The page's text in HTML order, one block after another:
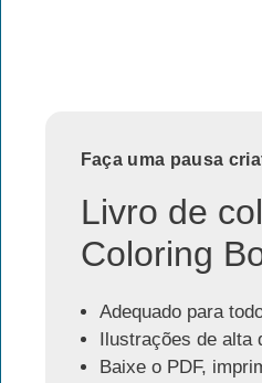
Faça uma pausa
Livro de
Coloring
Adequado para
Ilustrações de
Baixe o PDF,